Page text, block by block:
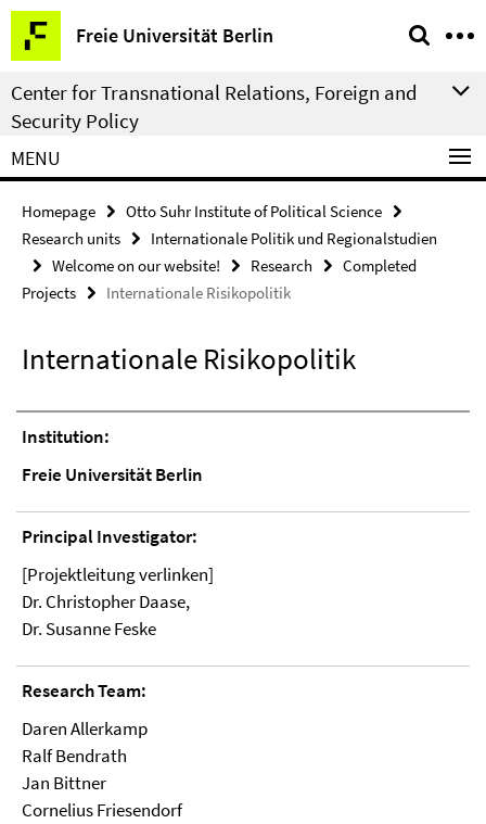
Springe
direkt
zu
Inhalt
Freie Universität Berlin
Service
Navigation
Center for Transnational Relations, Foreign and
Security Policy
MENU
Homepage
Otto Suhr Institute of Political Science
Research units
Internationale Politik und Regionalstudien
Welcome on our website!
Research
Completed
Projects
Internationale Risikopolitik
Internationale Risikopolitik
Institution:
Freie Universität Berlin
Principal Investigator:
[Projektleitung verlinken]
Dr. Christopher Daase,
Dr. Susanne Feske
Research Team:
Daren Allerkamp
Ralf Bendrath
Jan Bittner
Cornelius Friesendorf